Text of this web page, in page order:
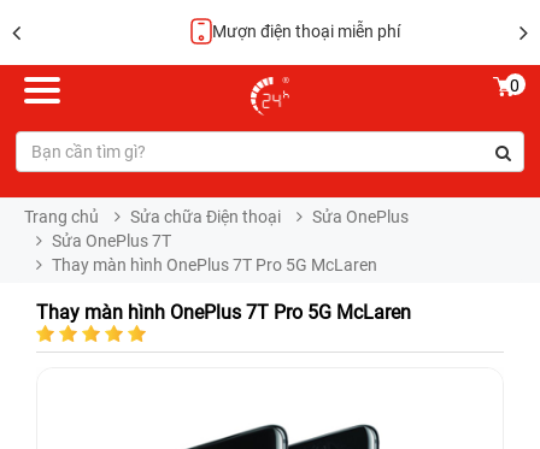
Mượn điện thoại miễn phí
0
Trang chủ Sửa chữa Điện thoại
Sửa OnePlus
Sửa OnePlus 7T
Thay màn hình OnePlus 7T Pro 5G McLaren
Thay màn hình OnePlus 7T Pro 5G McLaren